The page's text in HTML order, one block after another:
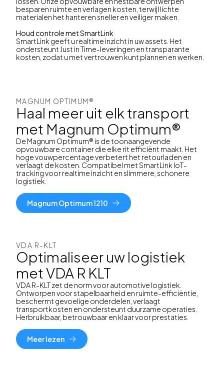
besparen ruimte en verlagen kosten, terwijl lichte
materialen het hanteren sneller en veiliger maken.
Houd controle met SmartLink
SmartLink geeft u realtime inzicht in uw assets. Het
ondersteunt Just in Time-leveringen en transparante
kosten, zodat u met vertrouwen kunt plannen en werken.
MAGNUM OPTIMUM®
Haal meer uit elk transport
met Magnum Optimum®
De Magnum Optimum® is de toonaangevende
opvouwbare container die elke rit efficiënt maakt. Het
hoge vouwpercentage verbetert het retourladen en
verlaagt de kosten. Compatibel met SmartLink IoT-
tracking voor realtime inzicht en slimmere, schonere
logistiek.
Magnum Optimum 1210
VDA R-KLT
Optimaliseer uw logistiek
met VDA R KLT
VDA R-KLT zet de norm voor automotive logistiek.
Ontworpen voor stapelbaarheid en ruimte-efficiëntie,
beschermt gevoelige onderdelen, verlaagt
transportkosten en ondersteunt duurzame operaties.
Herbruikbaar, betrouwbaar en klaar voor prestaties.
Meer lezen